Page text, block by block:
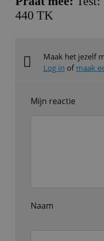
440 TK
Maak het jezelf
Log in of maak
Mijn reactie
Naam